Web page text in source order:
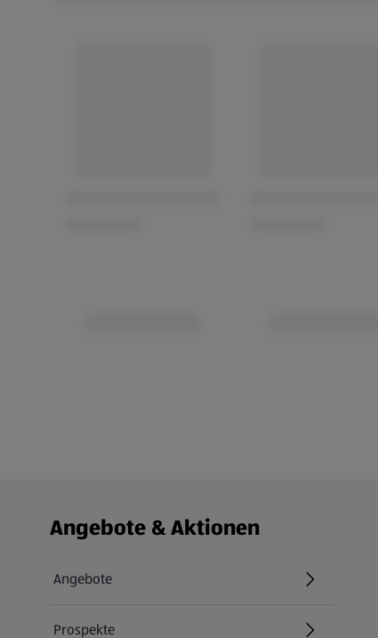
Fußzeilenmenü - weitere Links
Angebote & Aktionen
Angebote
Prospekte